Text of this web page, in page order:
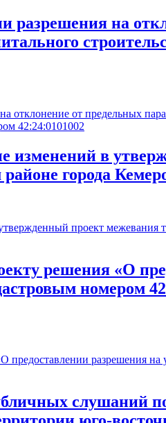
на
от предельных
42:24:0101002
в
города
проект межевания
решения «О
номером
разрешения на
слушаний по